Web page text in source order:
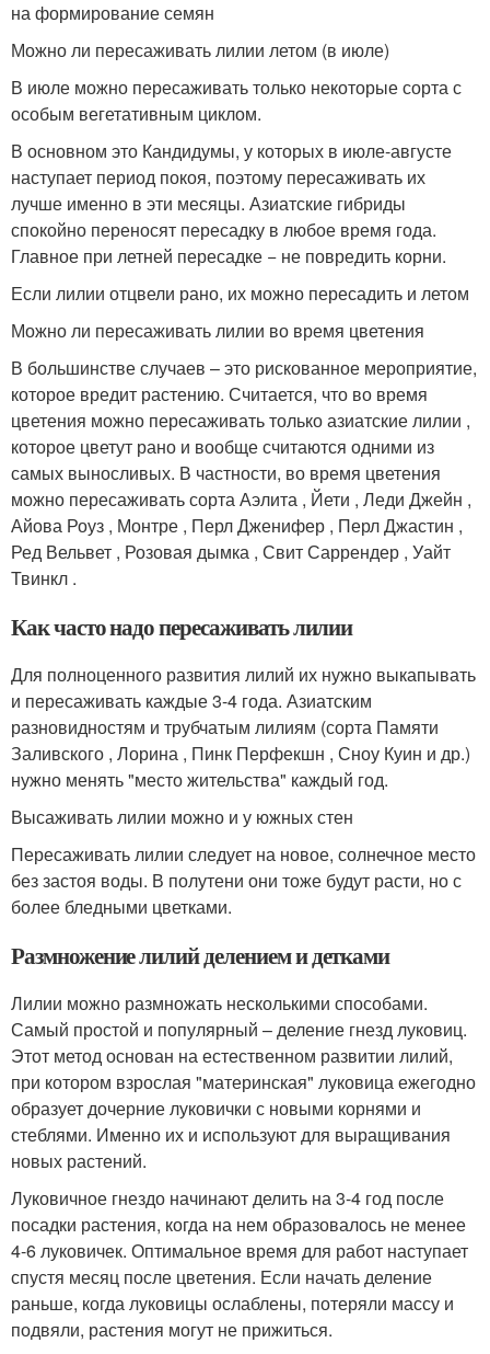
на формирование семян
Можно ли пересаживать лилии летом (в июле)
В июле можно пересаживать только некоторые сорта с
особым вегетативным циклом.
В основном это Кандидумы, у которых в июле-августе
наступает период покоя, поэтому пересаживать их
лучше именно в эти месяцы. Азиатские гибриды
спокойно переносят пересадку в любое время года.
Главное при летней пересадке − не повредить корни.
Если лилии отцвели рано, их можно пересадить и летом
Можно ли пересаживать лилии во время цветения
В большинстве случаев – это рискованное мероприятие,
которое вредит растению. Считается, что во время
цветения можно пересаживать только азиатские лилии ,
которое цветут рано и вообще считаются одними из
самых выносливых. В частности, во время цветения
можно пересаживать сорта Аэлита , Йети , Леди Джейн ,
Айова Роуз , Монтре , Перл Дженифер , Перл Джастин ,
Ред Вельвет , Розовая дымка , Свит Саррендер , Уайт
Твинкл .
Как часто надо пересаживать лилии
Для полноценного развития лилий их нужно выкапывать
и пересаживать каждые 3-4 года. Азиатским
разновидностям и трубчатым лилиям (сорта Памяти
Заливского , Лорина , Пинк Перфекшн , Сноу Куин и др.)
нужно менять "место жительства" каждый год.
Высаживать лилии можно и у южных стен
Пересаживать лилии следует на новое, солнечное место
без застоя воды. В полутени они тоже будут расти, но с
более бледными цветками.
Размножение лилий делением и детками
Лилии можно размножать несколькими способами.
Самый простой и популярный – деление гнезд луковиц.
Этот метод основан на естественном развитии лилий,
при котором взрослая "материнская" луковица ежегодно
образует дочерние луковички с новыми корнями и
стеблями. Именно их и используют для выращивания
новых растений.
Луковичное гнездо начинают делить на 3-4 год после
посадки растения, когда на нем образовалось не менее
4-6 луковичек. Оптимальное время для работ наступает
спустя месяц после цветения. Если начать деление
раньше, когда луковицы ослаблены, потеряли массу и
подвяли, растения могут не прижиться.